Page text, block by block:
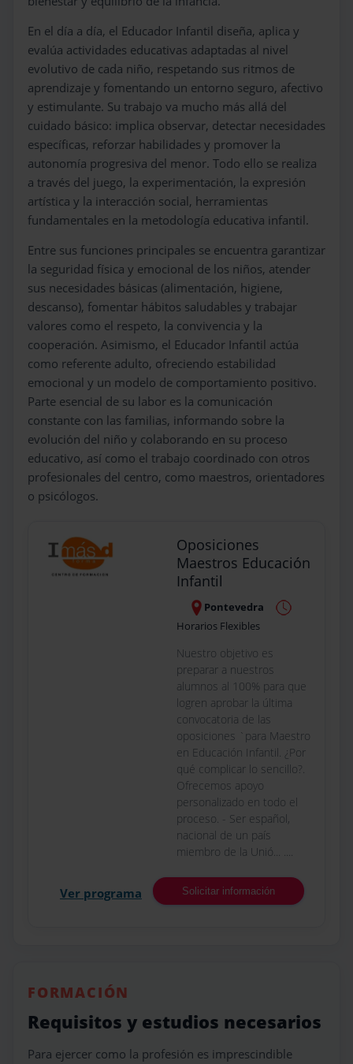
En el día a día, el Educador Infantil diseña, aplica y
evalúa actividades educativas adaptadas al nivel
evolutivo de cada niño, respetando sus ritmos de
aprendizaje y fomentando un entorno seguro, afectivo
y estimulante. Su trabajo va mucho más allá del
cuidado básico: implica observar, detectar necesidades
específicas, reforzar habilidades y promover la
autonomía progresiva del menor. Todo ello se realiza
a través del juego, la experimentación, la expresión
artística y la interacción social, herramientas
fundamentales en la metodología educativa infantil.
Entre sus funciones principales se encuentra garantizar
la seguridad física y emocional de los niños, atender
sus necesidades básicas (alimentación, higiene,
descanso), fomentar hábitos saludables y trabajar
valores como el respeto, la convivencia y la
cooperación. Asimismo, el Educador Infantil actúa
como referente adulto, ofreciendo estabilidad
emocional y un modelo de comportamiento positivo.
Parte esencial de su labor es la comunicación
constante con las familias, informando sobre la
evolución del niño y colaborando en su proceso
educativo, así como el trabajo coordinado con otros
profesionales del centro, como maestros, orientadores
o psicólogos.
Oposiciones
Maestros Educación
Infantil
Pontevedra
Horarios Flexibles
Nuestro objetivo es
preparar a nuestros
alumnos al 100% para que
logren aprobar la última
convocatoria de las
oposiciones `para Maestro
en Educación Infantil. ¿Por
qué complicar lo sencillo?.
Ofrecemos apoyo
personalizado en todo el
proceso. - Ser español,
nacional de un país
miembro de la Unió... ....
Ver programa Solicitar información
FORMACIÓN
Requisitos y estudios necesarios
Para ejercer como la profesión es imprescindible